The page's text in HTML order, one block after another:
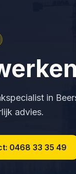
in
advies.
0468 33 35 49